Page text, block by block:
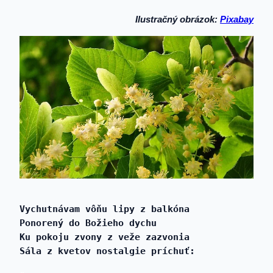
Ilustračný obrázok: Pixabay
Vychutnávam vôňu lipy z balkóna
Ponorený do Božieho dychu
Ku pokoju zvony z veže zazvonia
Sála z kvetov nostalgie príchuť: